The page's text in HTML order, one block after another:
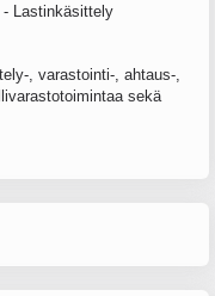
- Lastinkäsittely
, varastointi-, ahtaus-,
sekä